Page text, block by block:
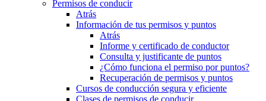
Permisos de conducir
Atrás
Información de tus permisos y puntos
Atrás
Informe y certificado de conductor
Consulta y justificante de puntos
¿Cómo funciona el permiso por puntos?
Recuperación de permisos y puntos
Cursos de conducción segura y eficiente